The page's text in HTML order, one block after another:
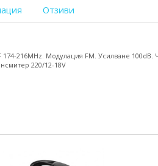
Отзиви
216MHz. Модулация FM. Усилване 100dB.
220/12-18V